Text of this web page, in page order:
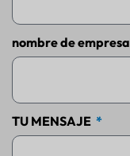
nombre de empresa
TU MENSAJE